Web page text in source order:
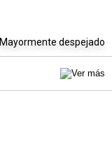
Mayormente despejado